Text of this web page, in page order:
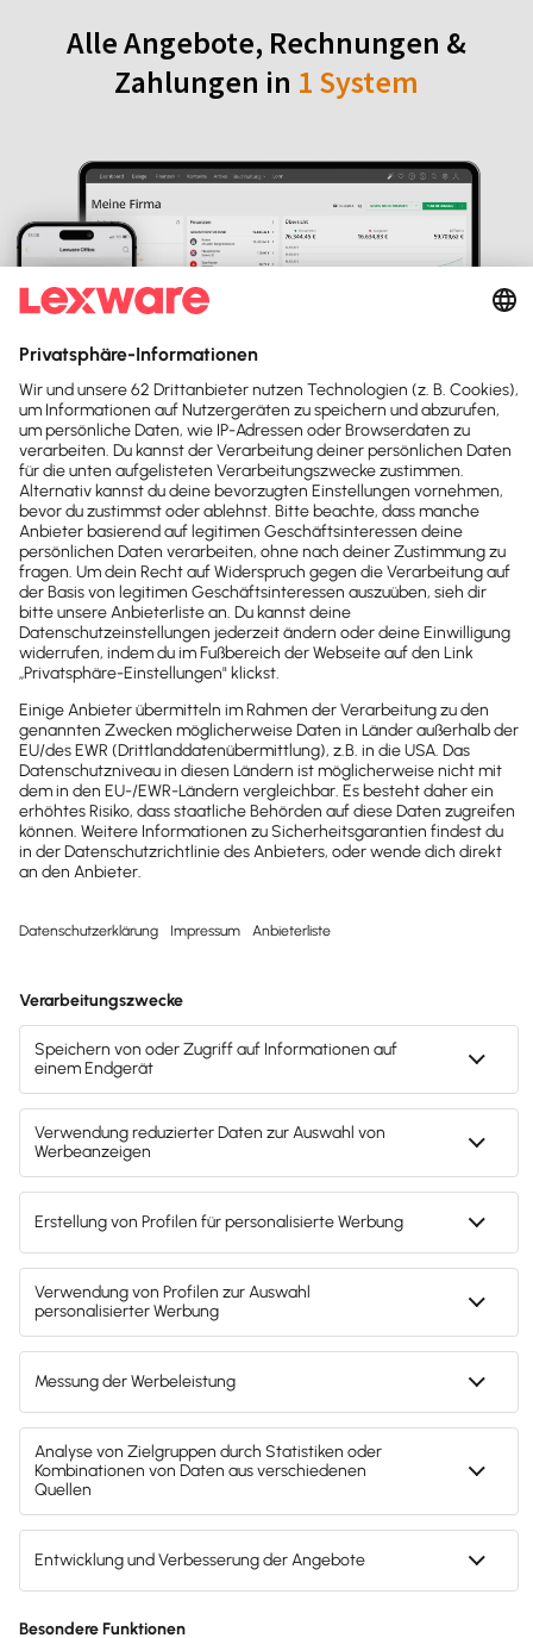
Alle Angebote, Rechnungen &
Zahlungen in 1 System
Online-Rechnungsprogramm
mitautomatisierter
Buchhaltung
im Browser + als App
Alle Daten in 1 System
– einmal eingeben, zentral
speichern und überall nutzen
Alle Finanzamt-Pflichtenerledigt
dank rechtssicherer Vorlagen
(Kassenbuch, UStVA, EÜR)
Konditionen (PDF) ›
Kostenlostesten
30-Tage-Test endet automatisch.
E-Mail-Adresse genügt
Sofort starten
Kaufen + 50 % sparen